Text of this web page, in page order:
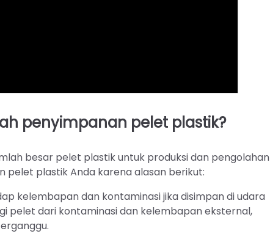
penyimpanan pelet plastik?
besar pelet plastik untuk produksi dan pengolahan
pelet plastik Anda karena alasan berikut:
kelembapan dan kontaminasi jika disimpan di udara
pelet dari kontaminasi dan kelembapan eksternal,